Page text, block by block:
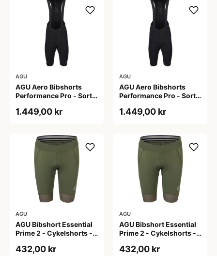
AGU
AGU Aero Bibshorts
Performance Pro - Sort -
1.449,00 kr
AGU
AGU Aero Bibshorts
Performance Pro - Sort -
1.449,00 kr
AGU
AGU Bibshort Essential
Prime 2 - Cykelshorts -
2XL
432,00 kr
AGU
AGU Bibshort Essential
Prime 2 - Cykelshorts -
L
432,00 kr